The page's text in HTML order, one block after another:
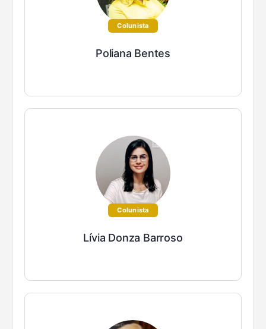
Colunista
Poliana Bentes
Colunista
Lívia Donza Barroso